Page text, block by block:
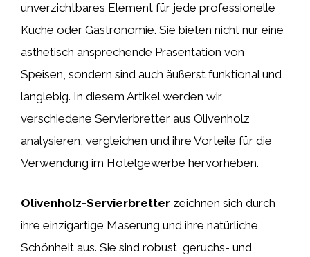
unverzichtbares Element für jede professionelle
Küche oder Gastronomie. Sie bieten nicht nur eine
ästhetisch ansprechende Präsentation von
Speisen, sondern sind auch äußerst funktional und
langlebig. In diesem Artikel werden wir
verschiedene Servierbretter aus Olivenholz
analysieren, vergleichen und ihre Vorteile für die
Verwendung im Hotelgewerbe hervorheben.
Olivenholz-Servierbretter zeichnen sich durch
ihre einzigartige Maserung und ihre natürliche
Schönheit aus. Sie sind robust, geruchs- und